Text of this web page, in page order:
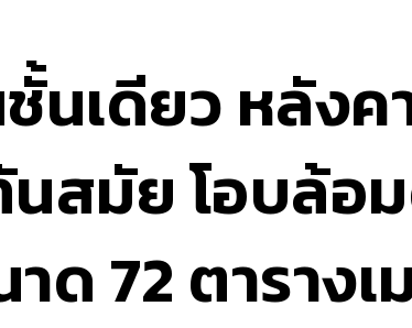
นเดียว หลัง
สมัย โอบล้อ
ด 72 ตารางเ